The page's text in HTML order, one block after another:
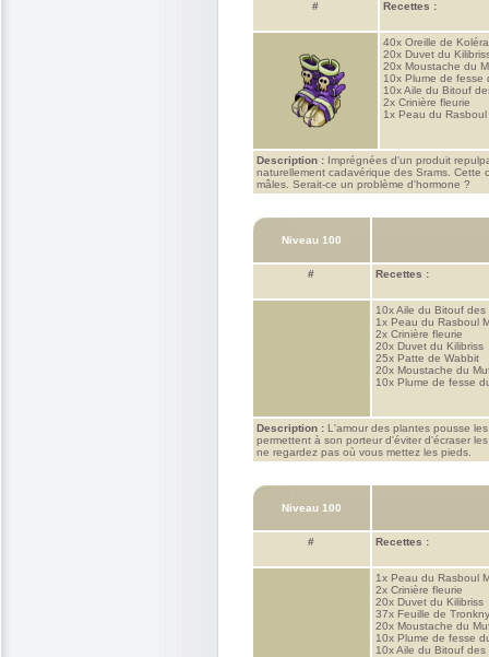
# Recettes :
40x Oreille de
20x Duvet du
20x Moustache du
10x Plume de fesse
10xAile du Bitouf
2x Crinière fleurie
1x Peau du Rasboul
Description : Imprégnées d'un produit
naturellement cadavérique des Srams. Cette
mâles. Serait-ce un problème d'hormone ?
Niveau 100
# Recettes :
10xAile du Bitouf des
1x Peau du Rasboul
2x Crinière fleurie
20x Duvet du Kilibriss
25x Patte de Wabbit
20x Moustache du
10x Plume de fesse
Description : L'amour des plantes pousse
permettent à son porteur d'éviter d'écraser
ne regardez pas où vous mettez les pieds.
Niveau 100
# Recettes :
1x Peau du Rasboul
2x Crinière fleurie
20x Duvet du Kilibriss
37x Feuille de
20x Moustache du
10x Plume de fesse
10xAile du Bitouf des